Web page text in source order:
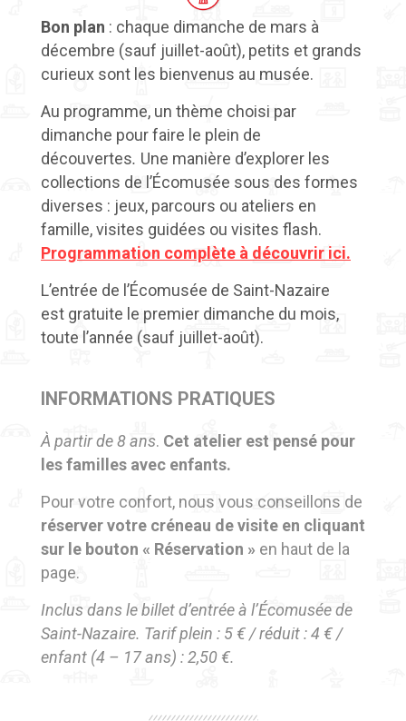
Bon plan : chaque dimanche de mars à
décembre (sauf juillet-août), petits et grands
curieux sont les bienvenus au musée.
Au programme, un thème choisi par
dimanche pour faire le plein de
découvertes. Une manière d’explorer les
collections de l’Écomusée sous des formes
diverses : jeux, parcours ou ateliers en
famille, visites guidées ou visites flash.
Programmation complète à découvrir ici.
L’entrée de l’Écomusée de Saint-Nazaire
est gratuite le premier dimanche du mois,
toute l’année (sauf juillet-août).
INFORMATIONS PRATIQUES
À partir de 8 ans. Cet atelier est pensé pour
les familles avec enfants.
Pour votre confort, nous vous conseillons de
réserver votre créneau de visite en cliquant
sur le bouton « Réservation » en haut de la
page.
Inclus dans le billet d’entrée à l’Écomusée de
Saint-Nazaire. Tarif plein : 5 € / réduit : 4 € /
enfant (4 – 17 ans) : 2,50 €.